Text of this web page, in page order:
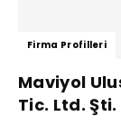
Firma Profilleri
Maviyol
Tic. Ltd.